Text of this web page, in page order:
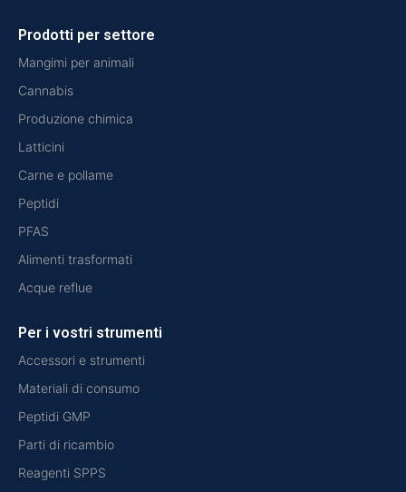
Prodotti per settore
Mangimi per animali
Cannabis
Produzione chimica
Latticini
Carne e pollame
Peptidi
PFAS
Alimenti trasformati
Acque reflue
Per i vostri strumenti
Accessori e strumenti
Materiali di consumo
Peptidi GMP
Parti di ricambio
Reagenti SPPS